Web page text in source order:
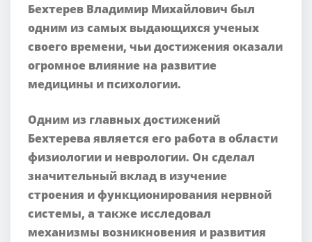
Бехтерев Владимир Михайлович был
одним из самых выдающихся ученых
своего времени, чьи достижения оказали
огромное влияние на развитие
медицины и психологии.
Одним из главных достижений
Бехтерева является его работа в области
физиологии и неврологии. Он сделал
значительный вклад в изучение
строения и функционирования нервной
системы, а также исследовал
механизмы возникновения и развития